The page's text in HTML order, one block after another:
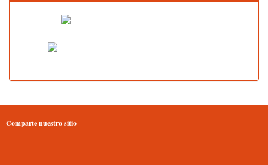
Comparte nuestro sitio